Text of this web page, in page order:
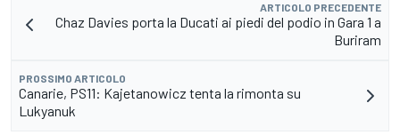
ARTICOLO PRECEDENTE
Chaz Davies porta la Ducati ai piedi del podio in Gara 1 a
Buriram
PROSSIMO ARTICOLO
Canarie, PS11: Kajetanowicz tenta la rimonta su
Lukyanuk